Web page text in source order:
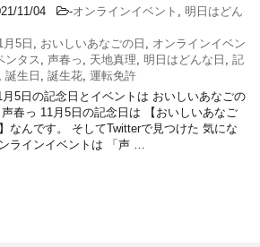
11/04 -オンラインイベント
明日はどん
月5日
おいしいあなごの日
オンラインイベン
ンタス 声春っ 天地真理 明日はどんな日
記
誕生日 誕生花 運転免許
5日の記念日とイベントは おいしいあなごの
声春っ 11月5日の記念日は 【おいしいあなご
なんです。 そしてTwitterで見つけた 気にな
ラインイベントは 「声 …